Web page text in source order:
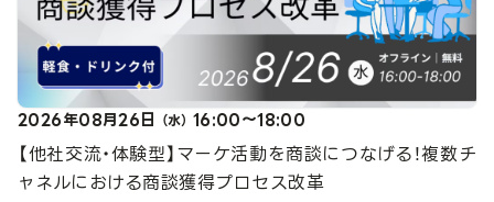
2026年08月26日 （水） 16:00～18:00
【他社交流・体験型】マーケ活動を商談につなげる！複数チ
ャネルにおける商談獲得プロセス改革